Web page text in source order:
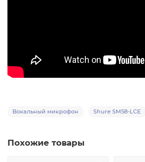
Вокальный микрофон Shure SM58-LCE
Похожие товары